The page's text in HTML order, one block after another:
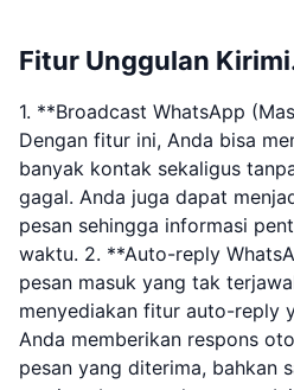
Fitur Unggulan
1. **Broadcast WhatsApp
Dengan fitur ini, Anda bisa
banyak kontak sekaligus
gagal. Anda juga dapat
pesan sehingga informasi
waktu. 2. **Auto-reply
pesan masuk yang tak
menyediakan fitur auto-reply
Anda memberikan respons
pesan yang diterima, bahkan